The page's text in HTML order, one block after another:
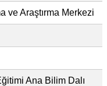
ve Araştırma Merkezi
Ana Bilim Dalı